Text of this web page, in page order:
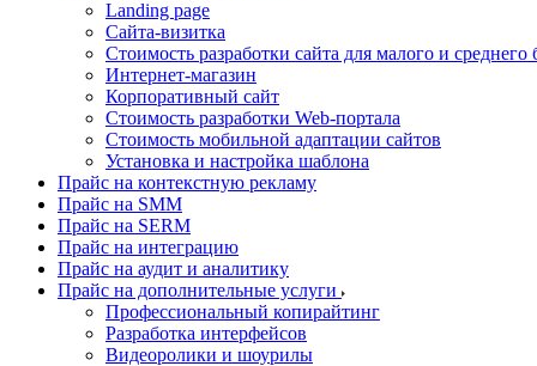
Landing page
Cайта-визитка
Стоимость разработки сайта для малого и среднего
Интернет-магазин
Корпоративный сайт
Стоимость разработки Web-портала
Стоимость мобильной адаптации сайтов
Установка и настройка шаблона
Прайс на контекстную рекламу
Прайс на SMM
Прайс на SERM
Прайс на интеграцию
Прайс на аудит и аналитику
Прайс на дополнительные услуги
Профессиональный копирайтинг
Разработка интерфейсов
Видеоролики и шоурилы